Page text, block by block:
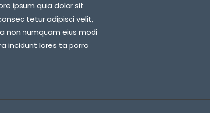
ipsum quia dolor sit
tetur adipisci velit,
non numquam eius modi
incidunt lores ta porro